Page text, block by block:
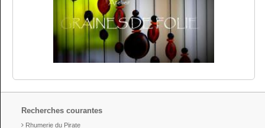
Recherches courantes
Rhumerie du Pirate